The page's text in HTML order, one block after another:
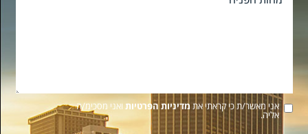
אני מאשר/ת כי קראתי את מדיניות הפרטיות ואני מסכימ/ה
אליה.